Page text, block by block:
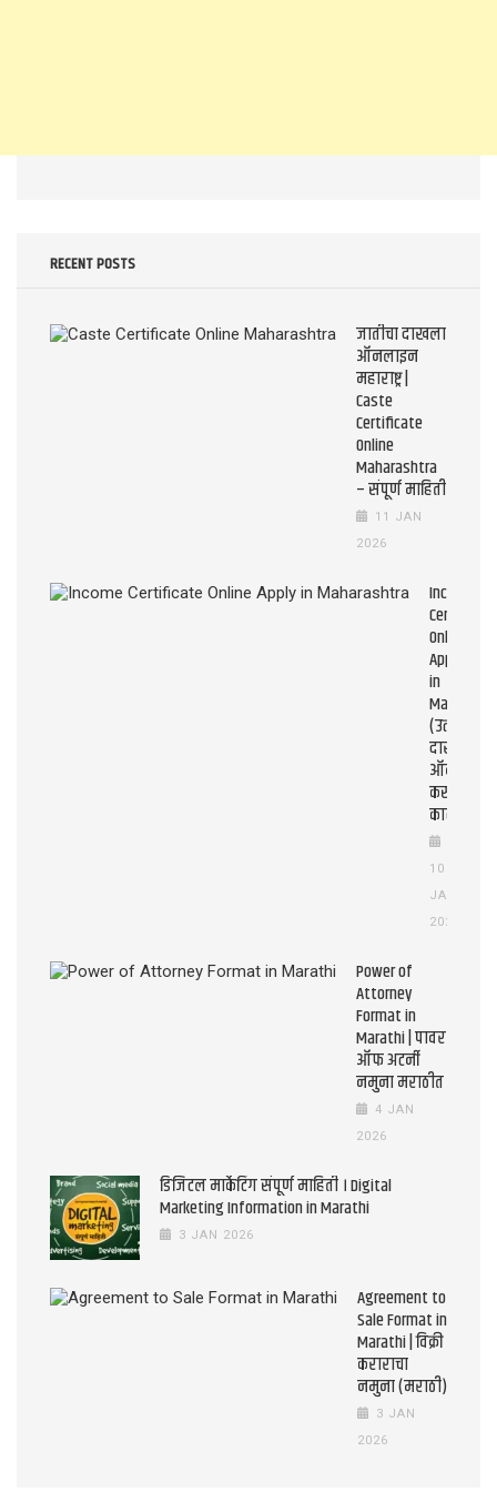
RECENT POSTS
जातीचा दाखला
ऑनलाइन
महाराष्ट्र |
Caste
Certificate
Online
Maharashtra
– संपूर्ण माहिती
11 JAN
2026
Income
Certificate
Online
Apply
in
(उत्पन्न
दाखला
ऑनलाइन
कसे
काढावे?)
10
JAN
2026
Power of
Attorney
Format in
Marathi | पावर
ऑफ अटर्नी
नमुना मराठीत
4 JAN
2026
डिजिटल मार्केटिंग संपूर्ण माहिती । Digital
Marketing Information in Marathi
3 JAN 2026
Agreement to
Sale Format in
Marathi | विक्री
कराराचा
नमुना (मराठी)
3 JAN
2026